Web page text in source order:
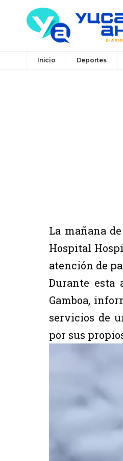
Inicio Deportes
La mañana
Hospital
atención de
Durante esta
Gamboa,
servicios de
por sus